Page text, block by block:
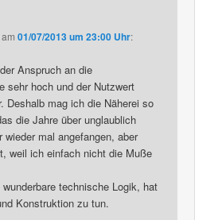
am01/07/2013 um 23:00 Uhr:
Anspruch an die
sehr hoch und der Nutzwert
Deshalb mag ich die Näherei so
die Jahre über unglaublich
mal angefangen, aber
weil ich einfach nicht die Muße
technische Logik, hat
Konstruktion zu tun.